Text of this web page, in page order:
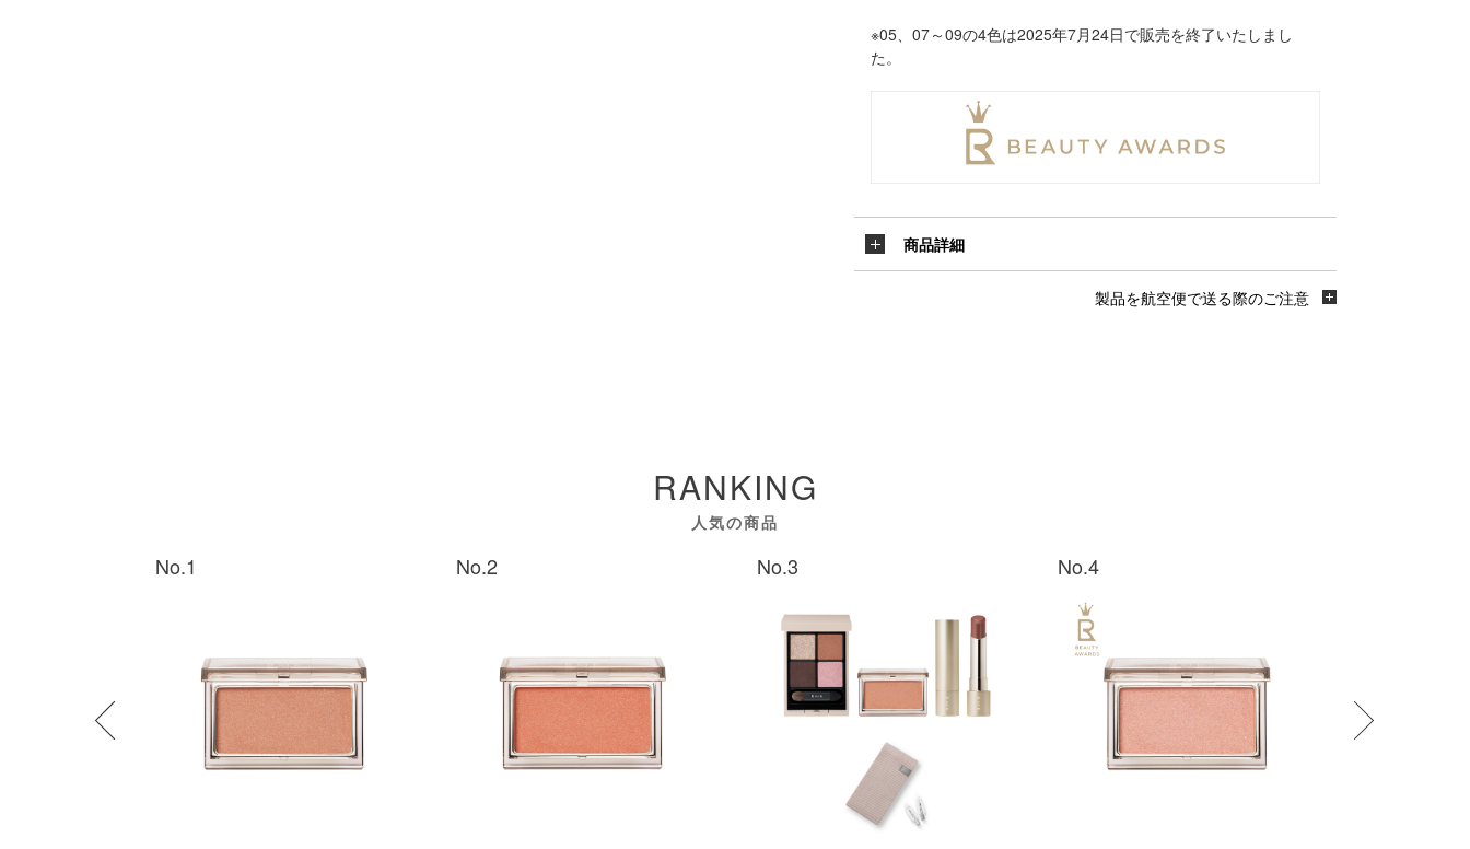
※05、07～09の4色は2025年7月24日で販売を終了いたしまし
た。
商品詳細
製品を航空便で送る際のご注意
RANKING
人気の商品
No.1 No.2 No.3 No.4